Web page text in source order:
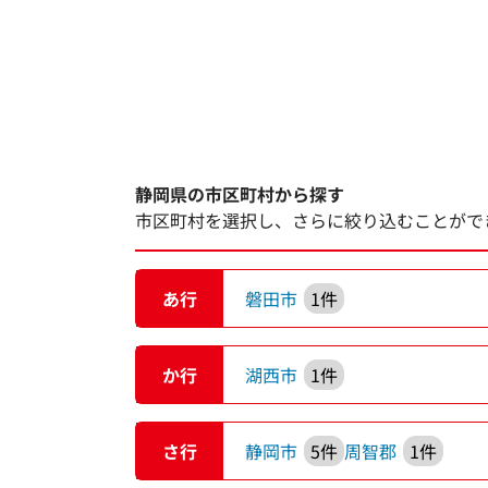
静岡県の市区町村から探す
市区町村を選択し、さらに絞り込むことが
あ行 磐田市 1件
か行 湖西市 1件
さ行 静岡市 5件 周智郡 1件